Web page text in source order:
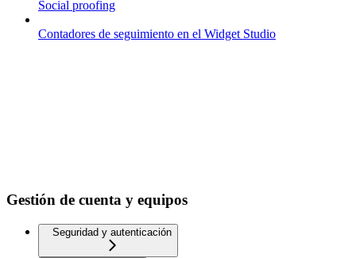
Social proofing
Contadores de seguimiento en el Widget Studio
Gestión de cuenta y equipos
Seguridad y autenticación